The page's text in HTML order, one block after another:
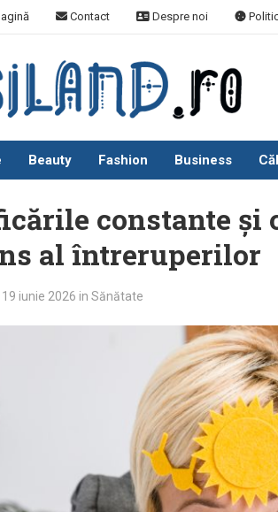
Contact Despre noi
Beauty Fashion Business
constante și
al întreruperilor
19 iunie 2026 in Sănătate